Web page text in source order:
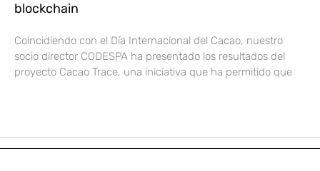
blockchain
Coincidiendo con el Día Internacional del Cacao, nuestro
socio director CODESPA ha presentado los resultados del
proyecto Cacao Trace, una iniciativa que ha permitido que